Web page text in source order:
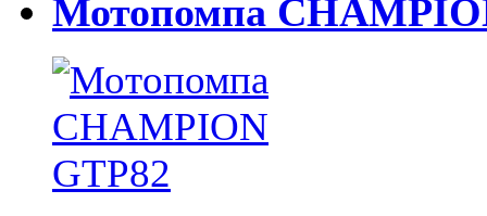
Мотопомпа